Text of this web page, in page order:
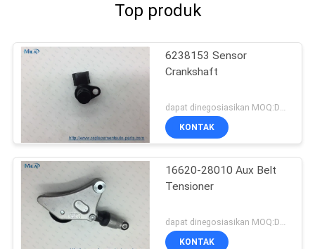
Top produk
6238153 Sensor
Crankshaft
dapat dinegosiasikan MOQ:Dapat dinegosiasikan
KONTAK
16620-28010 Aux Belt
Tensioner
KONTAK